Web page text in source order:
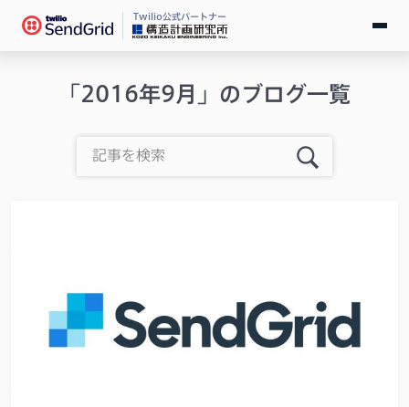
Twilio公式パートナー
お役立ち情報
「2016年9月」のブログ一覧